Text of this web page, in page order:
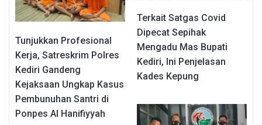
Tunjukkan Profesional
Kerja, Satreskrim Polres
Kediri Gandeng
Kejaksaan Ungkap Kasus
Pembunuhan Santri di
Ponpes Al Hanifiyyah
Terkait Satgas Covid
Dipecat Sepihak
Mengadu Mas Bupati
Kediri, Ini Penjelasan
Kades Kepung